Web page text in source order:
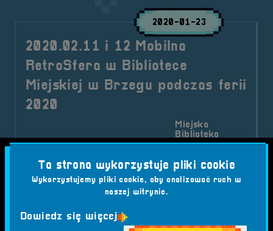
2020-01-23
2020.02.11 i 12 Mobilna
RetroSfera w Bibliotece
Miejskiej w Brzegu podczas ferii
2020
10:00:00
12:00:00
Miejska
Biblioteka
Publiczna im.
I w Brzegu, ul.
Jana Pawła II
5, 49-300
RetroSfera ponownie zagości jako atrakcja
podczas ferii organizowanych przez Miejską
Ta strona wykorzystuje pliki cookie
Wykorzystujemy pliki cookie, aby analizować ruch w
naszej witrynie.
Dowiedz się więcej